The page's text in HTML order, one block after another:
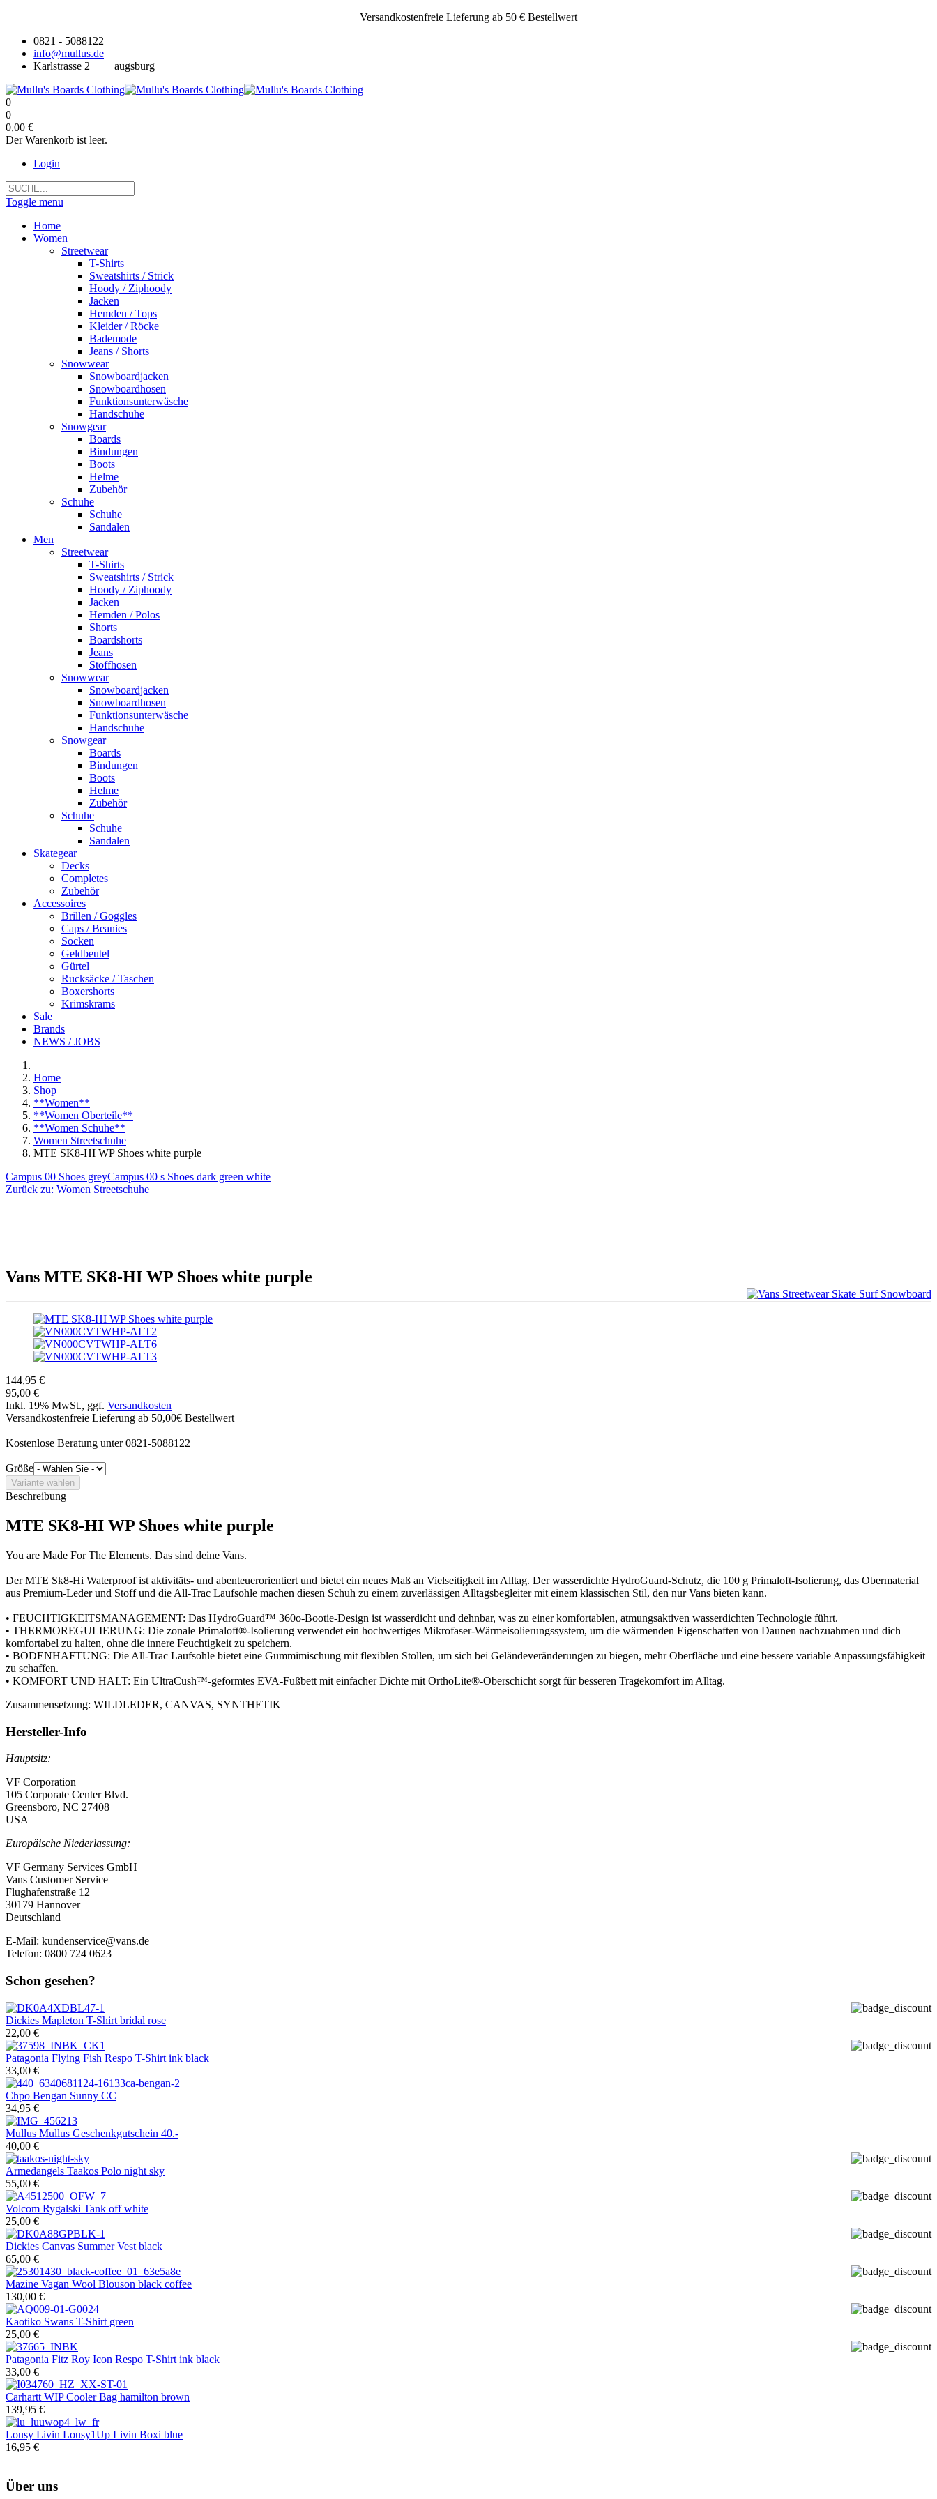
Versandkostenfreie Lieferung ab 50 € Bestellwert
0821 - 5088122
info@mullus.de
Karlstrasse 2
augsburg
0
0
0,00 €
Der Warenkorb ist leer.
Login
Toggle menu
Home
Women
Streetwear
T-Shirts
Sweatshirts / Strick
Hoody / Ziphoody
Jacken
Hemden / Tops
Kleider / Röcke
Bademode
Jeans / Shorts
Snowwear
Snowboardjacken
Snowboardhosen
Funktionsunterwäsche
Handschuhe
Snowgear
Boards
Bindungen
Boots
Helme
Zubehör
Schuhe
Schuhe
Sandalen
Men
Streetwear
T-Shirts
Sweatshirts / Strick
Hoody / Ziphoody
Jacken
Hemden / Polos
Shorts
Boardshorts
Jeans
Stoffhosen
Snowwear
Snowboardjacken
Snowboardhosen
Funktionsunterwäsche
Handschuhe
Snowgear
Boards
Bindungen
Boots
Helme
Zubehör
Schuhe
Schuhe
Sandalen
Skategear
Decks
Completes
Zubehör
Accessoires
Brillen / Goggles
Caps / Beanies
Socken
Geldbeutel
Gürtel
Rucksäcke / Taschen
Boxershorts
Krimskrams
Sale
Brands
NEWS / JOBS
Home
Shop
**Women**
**Women Oberteile**
**Women Schuhe**
Women Streetschuhe
MTE SK8-HI WP Shoes white purple
Campus 00 Shoes greyCampus 00 s Shoes dark green white
Zurück zu: Women Streetschuhe
Vans MTE SK8-HI WP Shoes white purple
144,95 €
95,00 €
Inkl. 19% MwSt., ggf. Versandkosten
Versandkostenfreie Lieferung ab 50,00€ Bestellwert
Kostenlose Beratung unter 0821-5088122
Größe
Beschreibung
MTE SK8-HI WP Shoes white purple
You are Made For The Elements. Das sind deine Vans.
Der MTE Sk8-Hi Waterproof ist aktivitäts- und abenteuerorientiert und bietet ein neues Maß an Vielseitigkeit im Alltag. Der wasserdichte HydroGuard-Schutz, die 100 g Primaloft-Isolierung, das Obermaterial
aus Premium-Leder und Stoff und die All-Trac Laufsohle machen diesen Schuh zu einem zuverlässigen Alltagsbegleiter mit einem klassischen Stil, den nur Vans bieten kann.
• FEUCHTIGKEITSMANAGEMENT: Das HydroGuard™ 360o-Bootie-Design ist wasserdicht und dehnbar, was zu einer komfortablen, atmungsaktiven wasserdichten Technologie führt.
• THERMOREGULIERUNG: Die zonale Primaloft®-Isolierung verwendet ein hochwertiges Mikrofaser-Wärmeisolierungssystem, um die wärmenden Eigenschaften von Daunen nachzuahmen und dich
komfortabel zu halten, ohne die innere Feuchtigkeit zu speichern.
• BODENHAFTUNG: Die All-Trac Laufsohle bietet eine Gummimischung mit flexiblen Stollen, um sich bei Geländeveränderungen zu biegen, mehr Oberfläche und eine bessere variable Anpassungsfähigkeit
zu schaffen.
• KOMFORT UND HALT: Ein UltraCush™-geformtes EVA-Fußbett mit einfacher Dichte mit OrthoLite®-Oberschicht sorgt für besseren Tragekomfort im Alltag.
Zusammensetzung: WILDLEDER, CANVAS, SYNTHETIK
Hersteller-Info
Hauptsitz:
VF Corporation
105 Corporate Center Blvd.
Greensboro, NC 27408
USA
Europäische Niederlassung:
VF Germany Services GmbH
Vans Customer Service
Flughafenstraße 12
30179 Hannover
Deutschland
E-Mail: kundenservice@vans.de
Telefon: 0800 724 0623
Schon gesehen?
Dickies Mapleton T-Shirt bridal rose
22,00 €
Patagonia Flying Fish Respo T-Shirt ink black
33,00 €
Chpo Bengan Sunny CC
34,95 €
Mullus Mullus Geschenkgutschein 40.-
40,00 €
Armedangels Taakos Polo night sky
55,00 €
Volcom Rygalski Tank off white
25,00 €
Dickies Canvas Summer Vest black
65,00 €
Mazine Vagan Wool Blouson black coffee
130,00 €
Kaotiko Swans T-Shirt green
25,00 €
Patagonia Fitz Roy Icon Respo T-Shirt ink black
33,00 €
Carhartt WIPCooler Bag hamilton brown
139,95 €
Lousy Livin Lousy1Up Livin Boxi blue
16,95 €
Über uns